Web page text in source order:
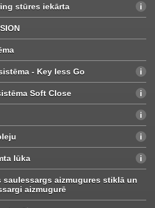
stūres iekārta
- Key less Go
Soft Close
lūka
saulessargs aizmugures stiklā un
aizmugurē